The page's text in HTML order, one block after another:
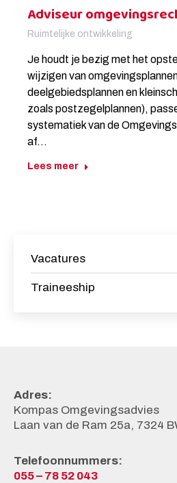
Adviseur
Ruimtelijke ontwikkeling
Je houdt je bezig met het
wijzigen van
deelgebiedsplannen en
zoals postzegelplannen),
systematiek van de
af…
Lees meer
Vacatures
Traineeship
Adres:
Kompas Omgevingsadvies
Laan van de Ram 25a, 7324
Telefoonnummers:
055 – 78 52 043